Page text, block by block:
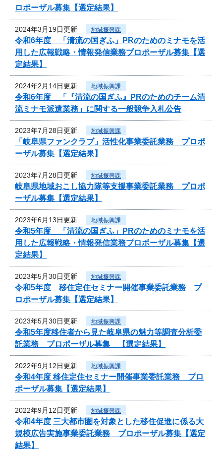
ロポーザル募集【選定結果】
2024年3月19日更新 地域振興課
令和6年度 「清流の国ぎふ」PRのためのミナモを活
用した広報戦略・情報発信業務プロポーザル募集【選
定結果】
2024年2月14日更新 地域振興課
令和6年度 「『清流の国ぎふ』PRのためのチーム清
流ミナモ派遣業務」に関する一般競争入札公告
2023年7月28日更新 地域振興課
「岐阜県ファンクラブ」活性化事業委託業務 プロポ
ーザル募集【選定結果】
2023年7月28日更新 地域振興課
岐阜県地域おこし協力隊等支援事業委託業務 プロポ
ーザル募集【選定結果】
2023年6月13日更新 地域振興課
令和5年度 「清流の国ぎふ」PRのためのミナモを活
用した広報戦略・情報発信業務プロポーザル募集【選
定結果】
2023年5月30日更新 地域振興課
令和5年度 移住定住セミナー開催事業委託業務 プ
ロポーザル募集【選定結果】
2023年5月30日更新 地域振興課
令和5年度移住者から見た岐阜県の魅力等調査分析委
託業務 プロポーザル募集 【選定結果】
2022年9月12日更新 地域振興課
令和4年度 移住定住セミナー開催事業委託業務 プロ
ポーザル募集【選定結果】
2022年9月12日更新 地域振興課
令和4年度 三大都市圏を対象とした移住促進に係る大
規模広告実施事業委託業務 プロポーザル募集【選定
結果】